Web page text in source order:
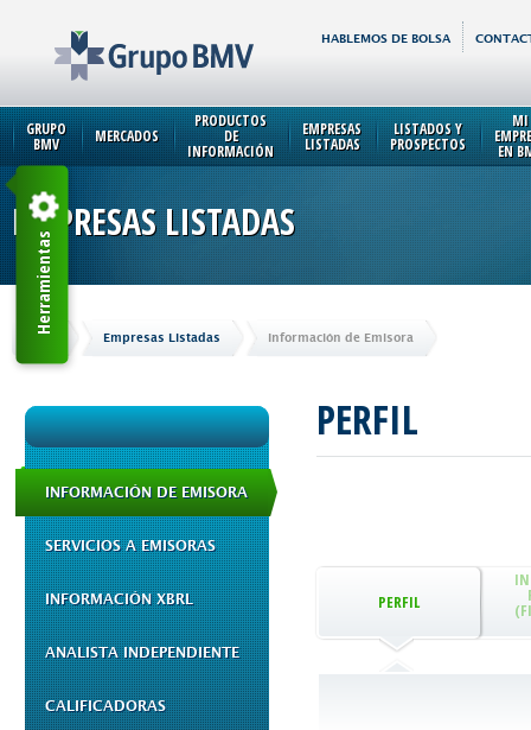
HABLEMOS DE BOLSA
GRUPO
BMV MERCADOS
PRODUCTOS
DE
INFORMACIÓN
EMPRESAS
LISTADAS
LISTADOS Y
PROSPECTOS
MI
EN
EMPRESAS LISTADAS
Inicio Empresas Listadas Información de Emisora
INFORMACIÓN DE EMISORA
SERVICIOS A EMISORAS
INFORMACIÓN XBRL
ANALISTA INDEPENDIENTE
CALIFICADORAS
PERFIL
PERFIL
Herramientas